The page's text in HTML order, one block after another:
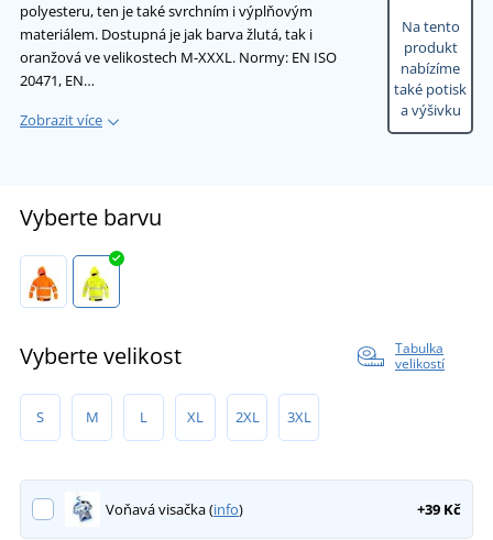
polyesteru, ten je také svrchním i výplňovým
materiálem. Dostupná je jak barva žlutá, tak i
oranžová ve velikostech M-XXXL. Normy: EN ISO
20471, EN…
Zobrazit více
Na tento
produkt
nabízíme
také potisk
a výšivku
Vyberte barvu
Vyberte velikost
Tabulka
velikostí
S M L XL 2XL 3XL
Voňavá visačka (info) +39 Kč